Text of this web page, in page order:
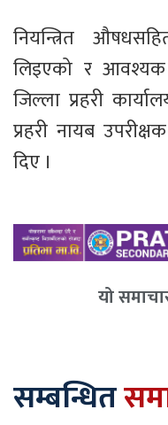
नियन्त्रित
लिइएको र आवश्यक
जिल्ला प्रहरी
प्रहरी नायब
दिए ।
यो
सम्बन्धित